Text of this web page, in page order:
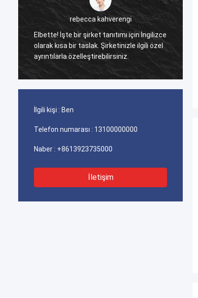
rebecca kahverengi
İşte bir şirket tanıtımı için İngilizce
kısa bir taslak. Şirketinizle ilgili özel
özelleştirebilirsiniz.
Bu ürünü bir
aldıktan
olduğunu,
boya
dayanıklı
İlgili kişi : Ben
Telefon numarası : 13100000000
Naber : +8613923735000
İletişim